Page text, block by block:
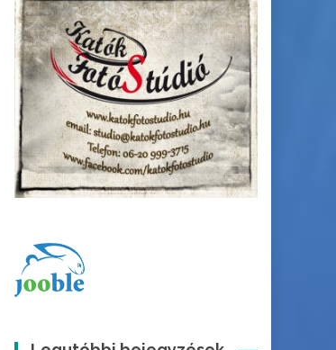
Apróhirdetés Bővebben